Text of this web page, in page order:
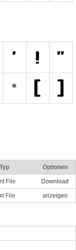
Typ Optionen
File Download
File anzeigen